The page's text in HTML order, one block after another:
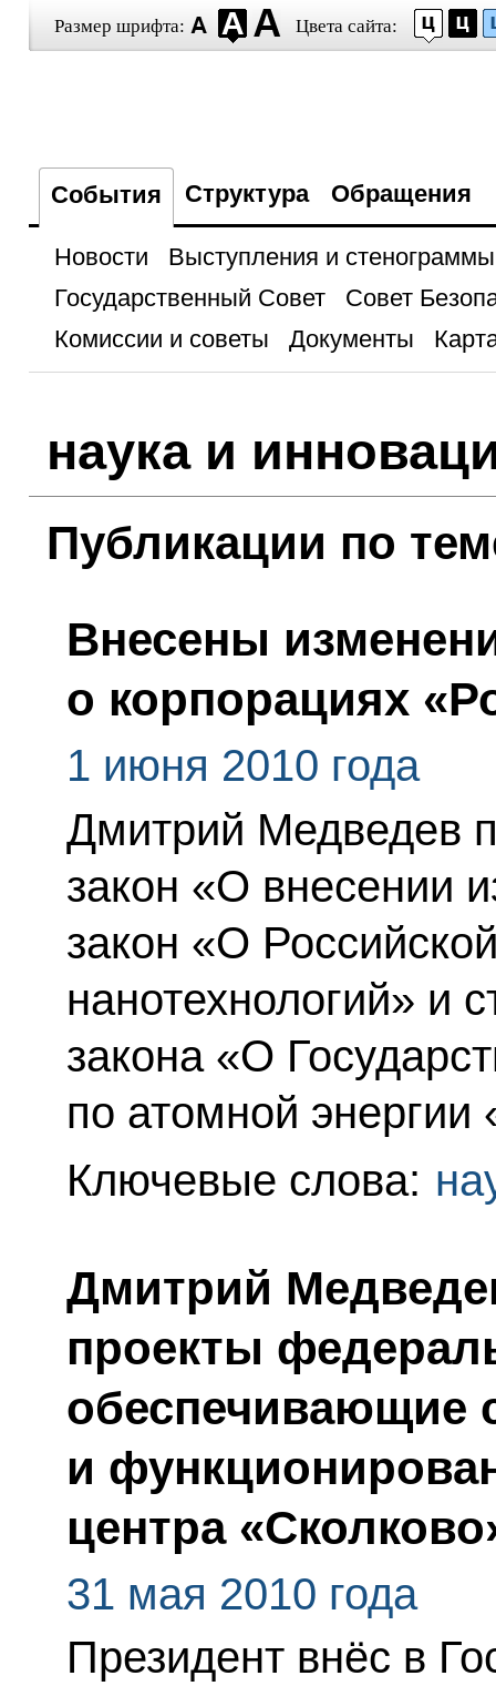
Размер шрифта: Цвета сайта:
События Структура Обращения
Новости
Выступления и стенограммы
Государственный Совет
Совет
Комиссии и советы
Документы
наука и
Публикации по
Внесены
о корпорациях
1 июня 2010 года
Дмитрий Медведев
закон «О внесении
закон «О
нанотехнологий» и
закона «О
по атомной энергии
Ключевые слова:
Дмитрий
проекты
обеспечивающие
и
центра
31 мая 2010 года
Президент внёс в